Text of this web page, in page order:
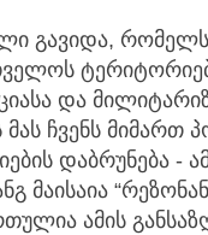
გავიდა,
და
ჩვენს მიმართ
დაბრუნება -
მაისაია
ამის